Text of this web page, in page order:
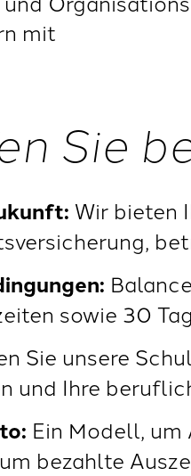
mit
Sie
Wir bieten
sowie 30
Sie unsere
und Ihre
Ein Modell,
bezahlte